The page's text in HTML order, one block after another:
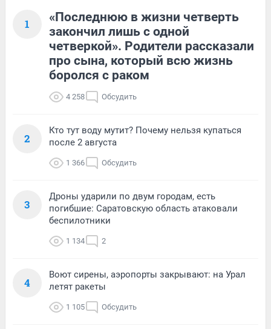
1
«Последнюю в жизни четверть
закончил лишь с одной
четверкой». Родители рассказали
про сына, который всю жизнь
боролся с раком
4 258 Обсудить
2
Кто тут воду мутит? Почему нельзя купаться
после 2 августа
1 366 Обсудить
3
Дроны ударили по двум городам, есть
погибшие: Саратовскую область атаковали
беспилотники
1 134 2
4
Воют сирены, аэропорты закрывают: на Урал
летят ракеты
1 105 Обсудить